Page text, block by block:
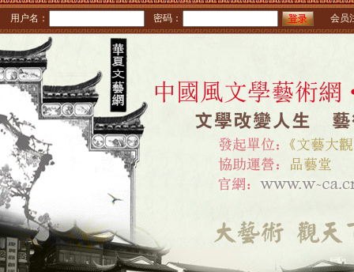
用户名： 密码： 会员